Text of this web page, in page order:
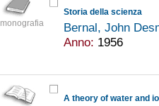
monografia
Storia della scienza
Bernal, John
Anno: 1956